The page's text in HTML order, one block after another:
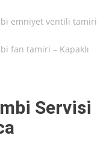
emniyet ventili tamiri
fan tamiri – Kapaklı
Servisi